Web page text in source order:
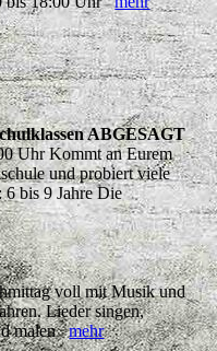
ABGESAGT
Uhr Kommt an Eurem
und probiert viele
6 bis 9 Jahre Die
voll mit Musik und
Lieder singen,
malenmehr